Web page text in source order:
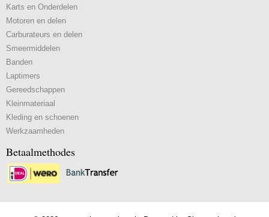
Karts en Onderdelen
Motoren en delen
Carburateurs en delen
Smeermiddelen
Banden
Laptimers
Gereedschappen
Kleinmateriaal
Kleding en schoenen
Werkzaamheden
Betaalmethodes